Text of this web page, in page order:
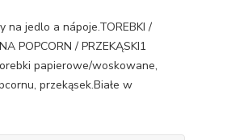
na jedlo a nápoje.TOREBKI /
POPCORN / PRZEKĄSKI1
papierowe/woskowane,
przekąsek.Białe w